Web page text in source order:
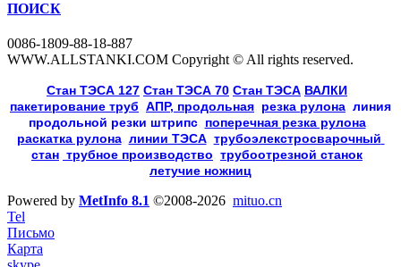
ПОИСК
0086-1809-88-18-887
WWW.ALLSTANKI.COM Copyright © All rights reserved.
Cтан ТЭСА 127 Cтан ТЭСА 70 Cтан ТЭСА ВАЛКИ
пакетирование труб АПР, продольная резка рулона линия
продольной резки штрипс, поперечная резка рулона
раскатка рулона, линии ТЭСА, трубоэлекстросварочный
стан трубное производство трубоотрезной станок
летучие ножниц
Powered by MetInfo 8.1 ©2008-2026 mituo.cn
Tel
Письмо
Карта